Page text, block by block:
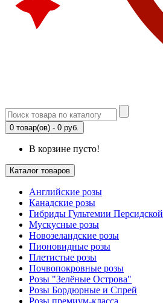
0 товар(ов) - 0 руб.
В корзине пусто!
Каталог товаров
Английские розы
Канадские розы
Гибриды Гультемии Персидской
Мускусные розы
Новозеландские розы
Пионовидные розы
Плетистые розы
Почвопокровные розы
Розы "Зелёные Острова"
Розы Бордюрные и Спрей
Розы премиум-класса